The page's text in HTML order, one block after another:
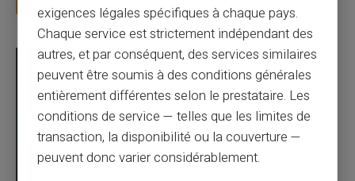
exigences légales spécifiques à chaque pays.
Chaque service est strictement indépendant des
autres, et par conséquent, des services similaires
peuvent être soumis à des conditions générales
entièrement différentes selon le prestataire. Les
conditions de service — telles que les limites de
transaction, la disponibilité ou la couverture —
peuvent donc varier considérablement.